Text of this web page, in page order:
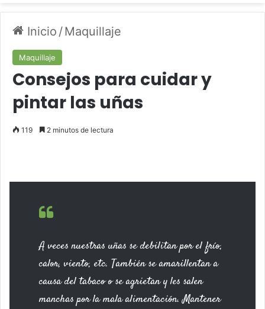
Inicio /Maquillaje
Maquillaje
Consejos para cuidar y
pintar las uñas
119 2 minutos de lectura
A veces nuestras uñas se debilitan por el frío,
calor, viento, etc. También se amarillentan a
causa del tabaco o se agrietan y les salen
manchas por la mala alimentación. Mantener